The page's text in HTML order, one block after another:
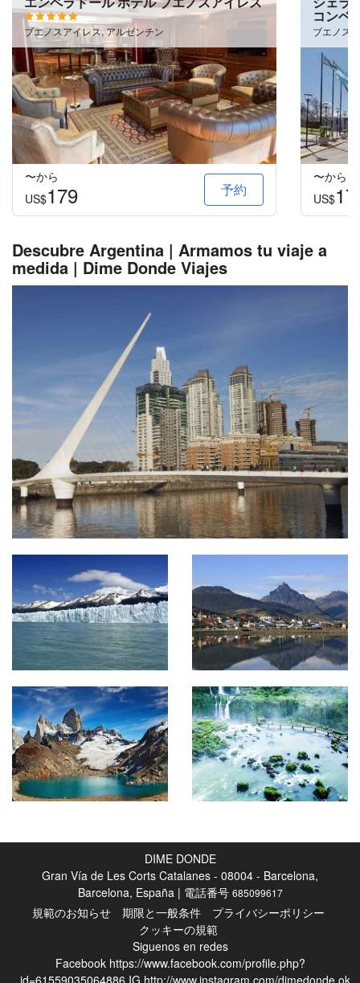
ブエノスアイレス, アルゼンチン
〜から
US$179 予約
コンベ
ブエノス
〜から
US$
Descubre Argentina | Armamos tu viaje a
medida | Dime Donde Viajes
DIME DONDE
Gran Vía de Les Corts Catalanes - 08004 - Barcelona,
Barcelona, España | 電話番号 685099617
規範のお知らせ 期限と一般条件
プライバシーポリシー
クッキーの規範
Siguenos en redes
Facebook https://www.facebook.com/profile.php?
id=61559035064886 IG http://www.instagram.com/dimedonde.ok